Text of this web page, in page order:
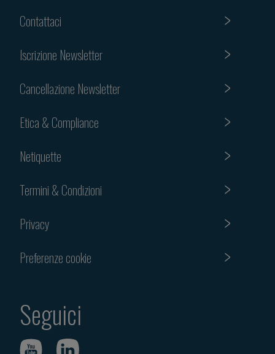
Contattaci
Iscrizione Newsletter
Cancellazione Newsletter
Etica & Compliance
Netiquette
Termini & Condizioni
Privacy
Preferenze cookie
Seguici